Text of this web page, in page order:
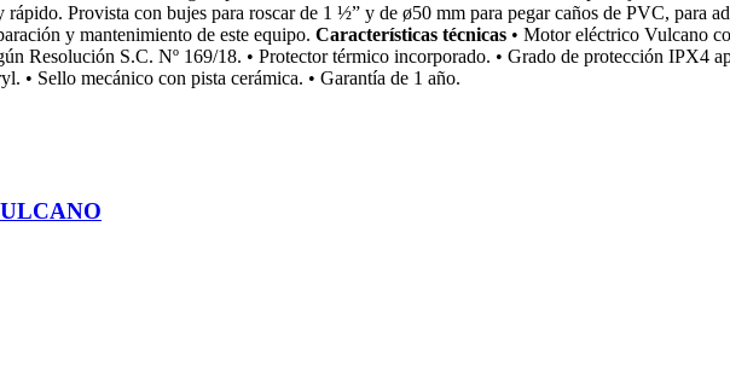
Provista con bujes para roscar de 1 ½” y de ø50 mm para pegar caños de PVC, para
y mantenimiento de este equipo. Características técnicas • Motor eléctrico Vulcano
Resolución S.C. Nº 169/18. • Protector térmico incorporado. • Grado de protección IPX4
• Sello mecánico con pista cerámica. • Garantía de 1 año.